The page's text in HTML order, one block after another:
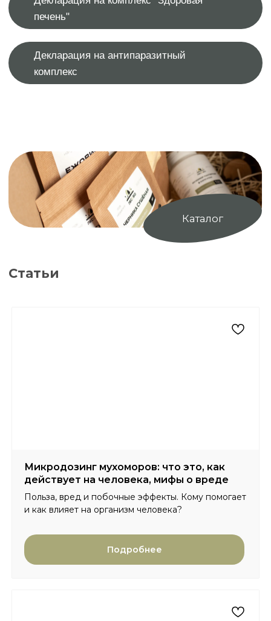
Микродозинг мухоморов: что это, как
действует на человека, мифы о вреде
Польза, вред и побочные эффекты. Кому помогает
и как влияет на организм человека?
Подробнее